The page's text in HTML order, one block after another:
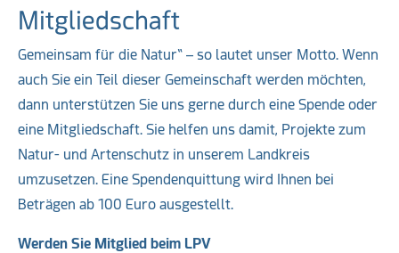
Mitgliedschaft
Gemeinsam für die Natur“ – so lautet unser Motto. Wenn
auch Sie ein Teil dieser Gemeinschaft werden möchten,
dann unterstützen Sie uns gerne durch eine Spende oder
eine Mitgliedschaft. Sie helfen uns damit, Projekte zum
Natur- und Artenschutz in unserem Landkreis
umzusetzen. Eine Spendenquittung wird Ihnen bei
Beträgen ab 100 Euro ausgestellt.
Werden Sie Mitglied beim LPV